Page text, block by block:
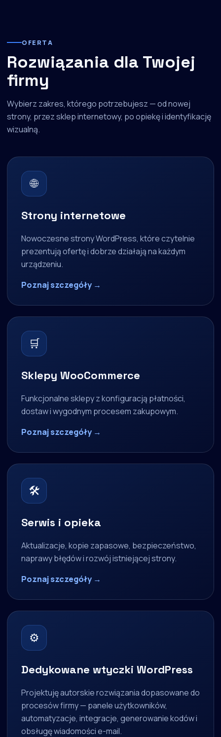
OFERTA
Rozwiązania dla Twojej
firmy
Wybierz zakres, którego potrzebujesz — od nowej
strony, przez sklep internetowy, po opiekę i identyfikację
wizualną.
🌐
Strony internetowe
Nowoczesne strony WordPress, które czytelnie
prezentują ofertę i dobrze działają na każdym
urządzeniu.
Poznaj szczegóły →
🛒
Sklepy WooCommerce
Funkcjonalne sklepy z konfiguracją płatności,
dostaw i wygodnym procesem zakupowym.
Poznaj szczegóły →
🛠
Serwis i opieka
Aktualizacje, kopie zapasowe, bezpieczeństwo,
naprawy błędów i rozwój istniejącej strony.
Poznaj szczegóły →
⚙
Dedykowane wtyczki WordPress
Projektuję autorskie rozwiązania dopasowane do
procesów firmy — panele użytkowników,
automatyzacje, integracje, generowanie kodów i
obsługę wiadomości e-mail.